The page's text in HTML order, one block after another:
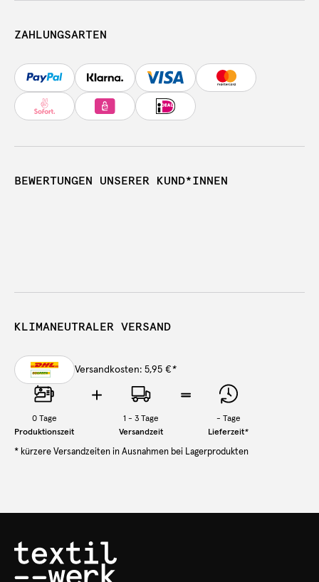
ZAHLUNGSARTEN
BEWERTUNGEN UNSERER KUND*INNEN
KLIMANEUTRALER VERSAND
Versandkosten: 5,95 €*
0Tage
Produktionszeit
1 - 3 Tage
Versandzeit
- Tage
Lieferzeit*
* kürzere Versandzeiten in Ausnahmen bei Lagerprodukten